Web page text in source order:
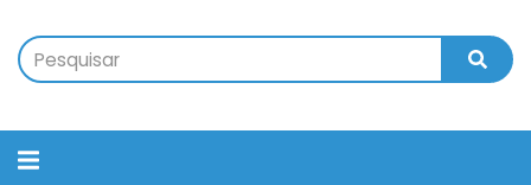
Alternar